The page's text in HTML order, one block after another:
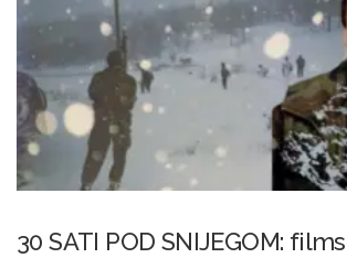
30 SATI POD SNIJEGOM: